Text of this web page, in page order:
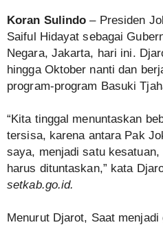
Koran Sulindo – Presiden
Saiful Hidayat sebagai
Negara, Jakarta, hari ini.
hingga Oktober nanti dan
program-program Basuki
“Kita tinggal menuntaskan
tersisa, karena antara Pak
saya, menjadi satu
harus dituntaskan,” kata
setkab.go.id.
Menurut Djarot, Saat